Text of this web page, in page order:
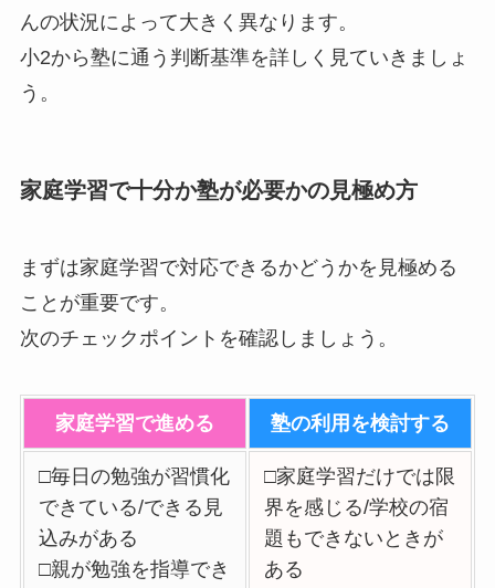
んの状況によって大きく異なります。
小2から塾に通う判断基準を詳しく見ていきましょ
う。
家庭学習で十分か塾が必要かの見極め方
まずは家庭学習で対応できるかどうかを見極める
ことが重要です。
次のチェックポイントを確認しましょう。
家庭学習で進める 塾の利用を検討する
□毎日の勉強が習慣化
できている/できる見
込みがある
□親が勉強を指導でき
□家庭学習だけでは限
界を感じる/学校の宿
題もできないときが
ある